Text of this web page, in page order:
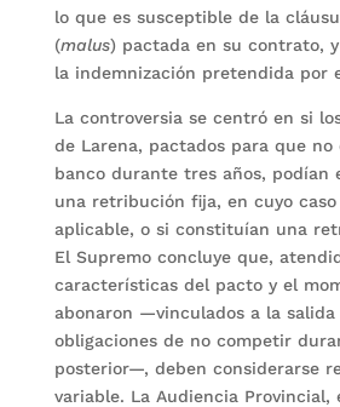
lo que es susceptible de la
(malus) pactada en su contrato,
la indemnización pretendida por
La controversia se centró en si
de Larena, pactados para que
banco durante tres años, podían
una retribución fija, en cuyo caso
aplicable, o si constituían una
El Supremo concluye que,
características del pacto y el
abonaron —vinculados a la
obligaciones de no competir
posterior—, deben considerarse
variable. La Audiencia Provincial,